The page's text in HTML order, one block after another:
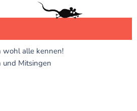
wohl alle kennen!
und Mitsingen